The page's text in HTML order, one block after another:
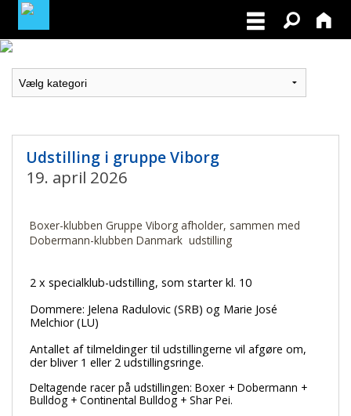
MEDLEMSLOGIN
Udstilling i gruppe Viborg
19. april 2026
Boxer-klubben Gruppe Viborg afholder, sammen med
Dobermann-klubben Danmark udstilling
2 x specialklub-udstilling, som starter kl. 10
Dommere: Jelena Radulovic (SRB) og Marie José
Melchior (LU)
Antallet af tilmeldinger til udstillingerne vil afgøre om,
der bliver 1 eller 2 udstillingsringe.
Deltagende racer på udstillingen: Boxer + Dobermann +
Bulldog + Continental Bulldog + Shar Pei.